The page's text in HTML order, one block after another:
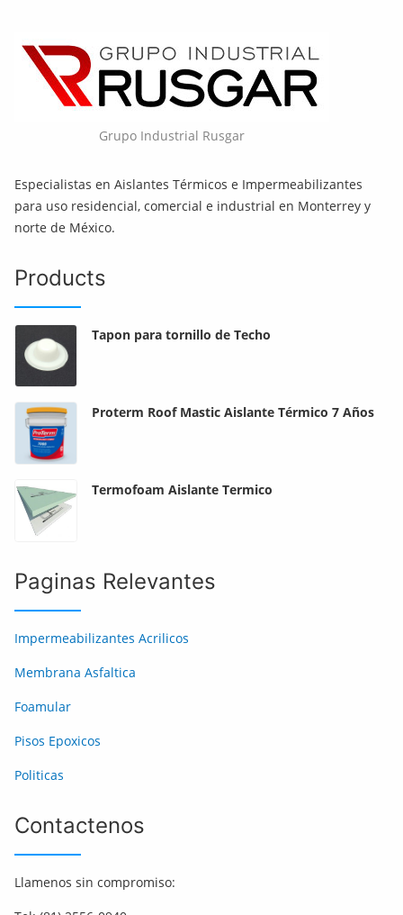
Grupo Industrial Rusgar
Especialistas en Aislantes Térmicos e Impermeabilizantes
para uso residencial, comercial e industrial en Monterrey y
norte de México.
Products
Tapon para tornillo de Techo
Proterm Roof Mastic Aislante Térmico 7 Años
Termofoam Aislante Termico
Paginas Relevantes
Impermeabilizantes Acrilicos
Membrana Asfaltica
Foamular
Pisos Epoxicos
Politicas
Contactenos
Llamenos sin compromiso: